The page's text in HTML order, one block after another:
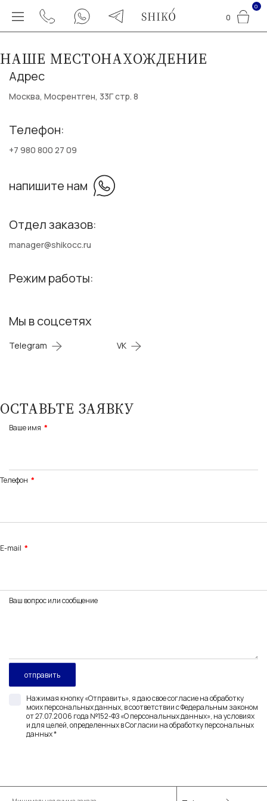
0
0
НАШЕ МЕСТОНАХОЖДЕНИЕ
Адрес
Москва, Мосрентген, 33Г стр. 8
Телефон:
+7 980 800 27 09
напишите нам
Отдел заказов:
manager@shikocc.ru
Режим работы:
Мы в соцсетях
Telegram VK
ОСТАВЬТЕ ЗАЯВКУ
Ваше имя
Телефон
E-mail
Ваш вопрос или сообщение
Нажимая кнопку «Отправить», я даю свое согласие на обработку
моих персональных данных, в соответствии с Федеральным законом
от 27.07.2006 года №152-ФЗ «О персональных данных», на условиях
и для целей, определенных в Согласии на обработку персональных
данных *